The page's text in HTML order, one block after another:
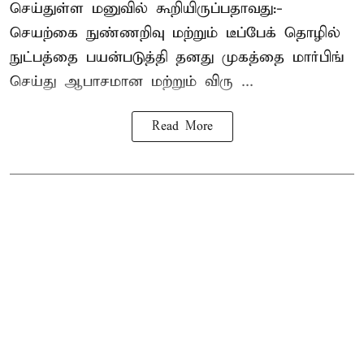
செய்துள்ள மனுவில் கூறியிருப்பதாவது:-
செயற்கை நுண்ணறிவு மற்றும் டீப்பேக் தொழில்
நுட்பத்தை பயன்படுத்தி தனது முகத்தை மார்பிங்
செய்து ஆபாசமான மற்றும் விரு ...
Read More